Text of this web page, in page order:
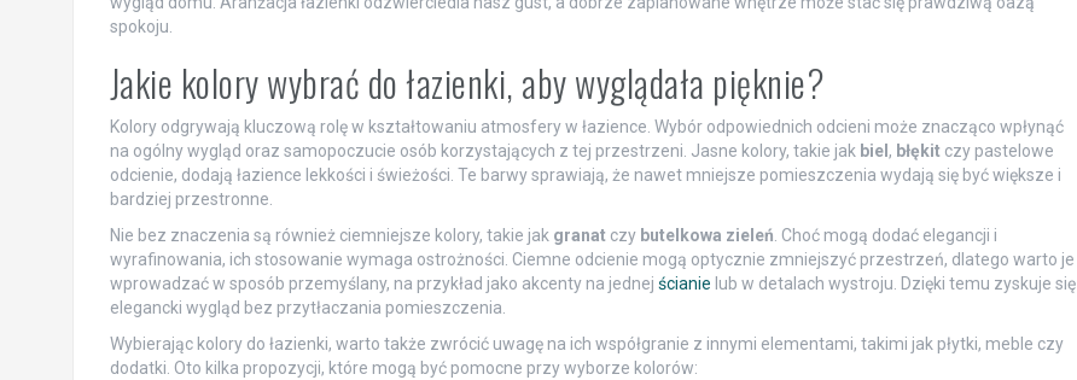
spokoju.
Jakie kolory wybrać do łazienki, aby wyglądała pięknie?
Kolory odgrywają kluczową rolę w kształtowaniu atmosfery w łazience. Wybór odpowiednich odcieni może znacząco wpłynąć
na ogólny wygląd oraz samopoczucie osób korzystających z tej przestrzeni. Jasne kolory, takie jak biel , błękitczy pastelowe
odcienie, dodają łazience lekkości i świeżości. Te barwy sprawiają, że nawet mniejsze pomieszczenia wydają się być większe i
bardziej przestronne.
Nie bez znaczenia są również ciemniejsze kolory, takie jak granatczy butelkowa zieleń . Choć mogą dodać elegancji i
wyrafinowania, ich stosowanie wymaga ostrożności. Ciemne odcienie mogą optycznie zmniejszyć przestrzeń, dlatego warto je
wprowadzać w sposób przemyślany, na przykład jako akcenty na jednej ścianie lub w detalach wystroju. Dzięki temu zyskuje się
elegancki wygląd bez przytłaczania pomieszczenia.
Wybierając kolory do łazienki, warto także zwrócić uwagę na ich współgranie z innymi elementami, takimi jak płytki, meble czy
dodatki. Oto kilka propozycji, które mogą być pomocne przy wyborze kolorów: